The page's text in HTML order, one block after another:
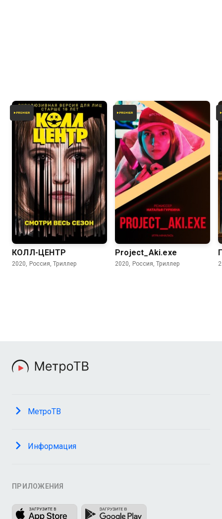
7.4 6.7
КОЛЛ-ЦЕНТР
2020, Россия, Триллер
Project_Aki.exe
2020, Россия, Триллер
МетроТВ
Информация
ПРИЛОЖЕНИЯ